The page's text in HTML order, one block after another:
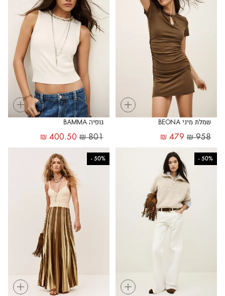
+
שמלת מיני BEONA
₪958
₪ 479
+
גופיה BAMMA
₪801
₪ 400.50
+
50%
-
+
50%
-